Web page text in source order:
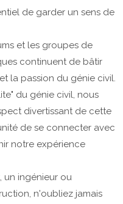
de garder un sens de
et les groupes de
continuent de bâtir
la passion du génie civil.
du génie civil, nous
divertissant de cette
de se connecter avec
notre expérience
un ingénieur ou
n'oubliez jamais